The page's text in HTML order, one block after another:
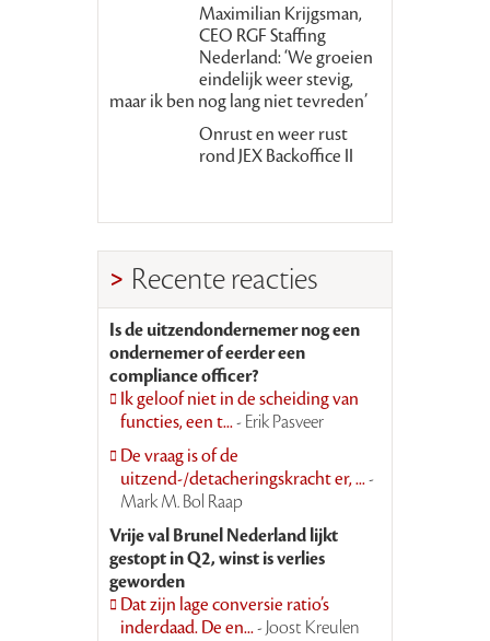
Maximilian Krijgsman,
CEO RGF Staffing
Nederland: ‘We groeien
eindelijk weer stevig,
maar ik ben nog lang niet tevreden’
Onrust en weer rust
rond JEX Backoffice II
Recente reacties
Is de uitzendondernemer nog een
ondernemer of eerder een
compliance officer?
Ik geloof niet in de scheiding van
functies, een t...- Erik Pasveer
De vraag is of de
uitzend-/detacheringskracht er, ...-
Mark M. Bol Raap
Vrije val Brunel Nederland lijkt
gestopt in Q2, winst is verlies
geworden
Dat zijn lage conversie ratio’s
inderdaad. De en...- Joost Kreulen